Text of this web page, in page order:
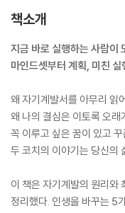
책소개
지금 바로 실행하는 사람이
마인드셋부터 계획, 미친
왜 자기계발서를 아무리 읽
왜 나의 결심은 이토록 오래
꼭 이루고 싶은 꿈이 있고
두 코치의 이야기는 당신의
이 책은 자기계발의 원리와
정리했다. 인생을 바꾸는 5